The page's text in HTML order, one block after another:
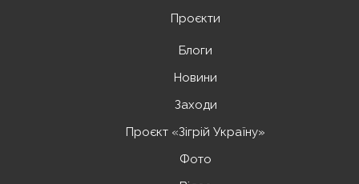
Проєкти
Блоги
Новини
Заходи
Проєкт «Зігрій Україну»
Фото